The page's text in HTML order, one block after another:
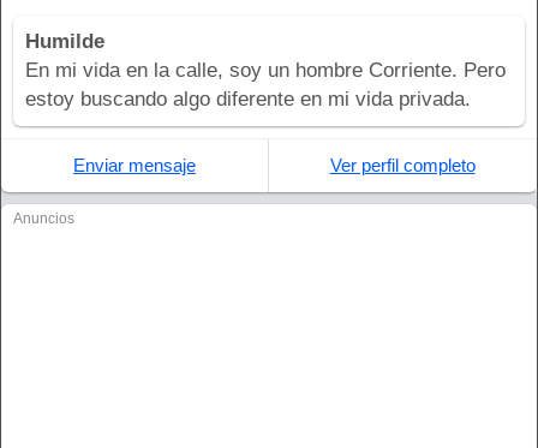
Humilde
En mi vida en la calle, soy un hombre Corriente. Pero
estoy buscando algo diferente en mi vida privada.
Enviar mensaje Ver perfil completo
Anuncios